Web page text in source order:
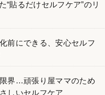
“貼るだけセルフケア”のリ
前にできる、安心セルフ
界…頑張り屋ママのため
しいセルフケア